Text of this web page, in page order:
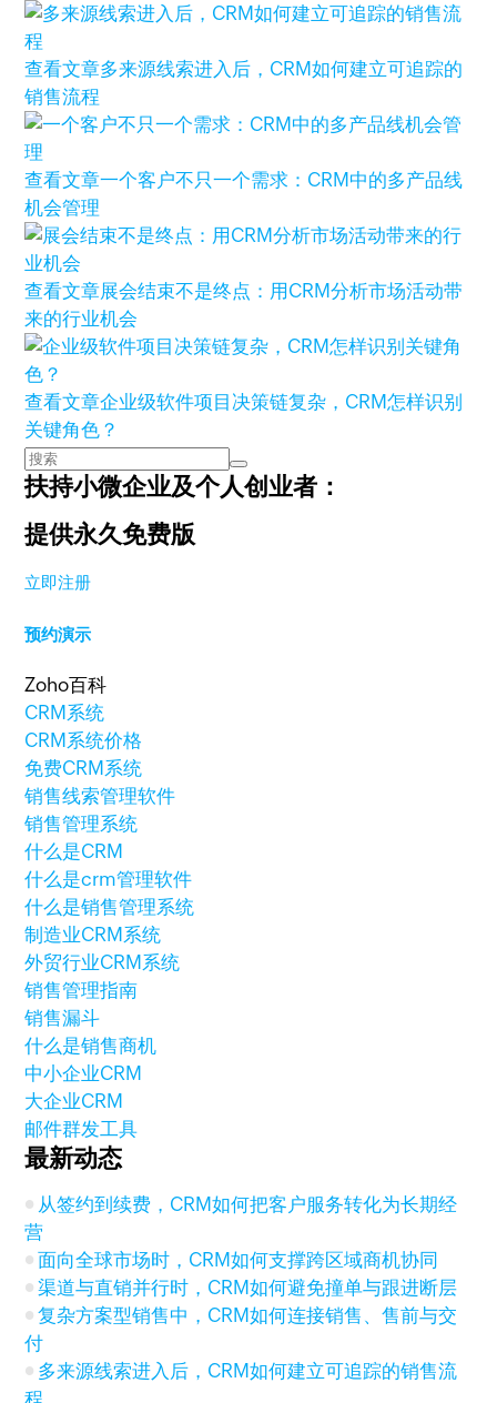
查看文章多来源线索进入后，CRM如何建立可追踪的
销售流程
查看文章一个客户不只一个需求：CRM中的多产品线
机会管理
查看文章展会结束不是终点：用CRM分析市场活动带
来的行业机会
查看文章企业级软件项目决策链复杂，CRM怎样识别
关键角色？
扶持小微企业及个人创业者：
提供永久免费版
立即注册
预约演示
Zoho百科
CRM系统
CRM系统价格
免费CRM系统
销售线索管理软件
销售管理系统
什么是CRM
什么是crm管理软件
什么是销售管理系统
制造业CRM系统
外贸行业CRM系统
销售管理指南
销售漏斗
什么是销售商机
中小企业CRM
大企业CRM
邮件群发工具
最新动态
从签约到续费，CRM如何把客户服务转化为长期经
营
面向全球市场时，CRM如何支撑跨区域商机协同
渠道与直销并行时，CRM如何避免撞单与跟进断层
复杂方案型销售中，CRM如何连接销售、售前与交
付
多来源线索进入后，CRM如何建立可追踪的销售流
程